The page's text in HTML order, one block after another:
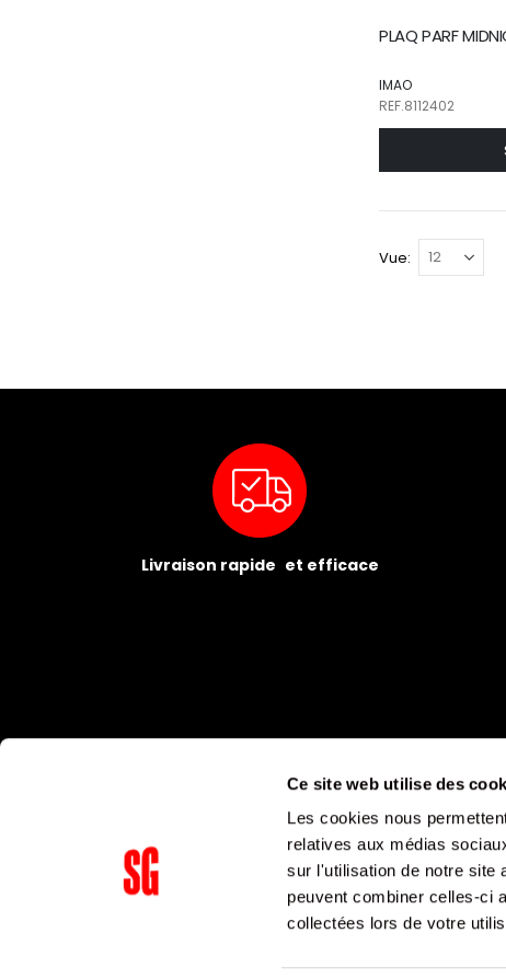
Ce site web utilise des
Les cookies nous
relatives aux médias
sur l'utilisation de notre site
peuvent combiner celles-ci
collectées lors de votre
PLAQ PARF
IMAO
REF.8112402
Vue
Livraison rapide et efficace